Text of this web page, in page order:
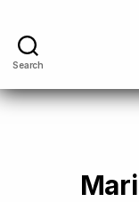
Search